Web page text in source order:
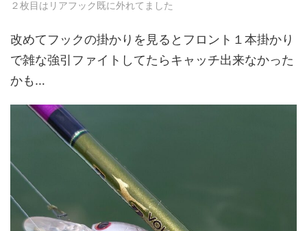
２枚目はリアフック既に外れてました
改めてフックの掛かりを見るとフロント１本掛かり
で雑な強引ファイトしてたらキャッチ出来なかった
かも…